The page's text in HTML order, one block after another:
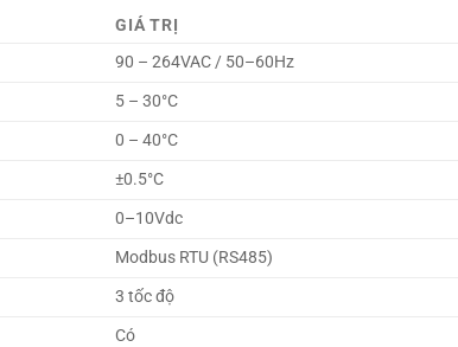
GIÁ TRỊ
90 – 264VAC / 50–60Hz
5 – 30°C
0 – 40°C
±0.5°C
0–10Vdc
Modbus RTU (RS485)
3 tốc độ
Có